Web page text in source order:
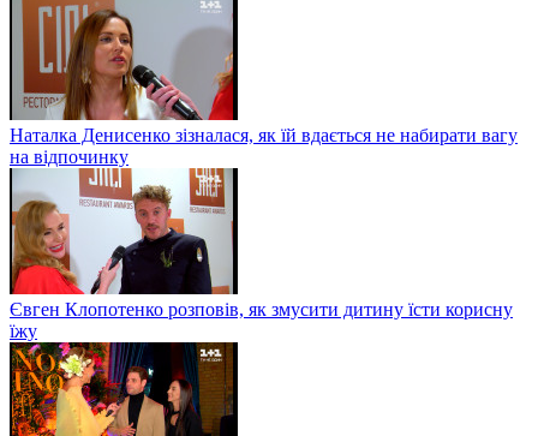
Наталка Денисенко зізналася, як їй вдається не набирати вагу
на відпочинку
Євген Клопотенко розповів, як змусити дитину їсти корисну
їжу